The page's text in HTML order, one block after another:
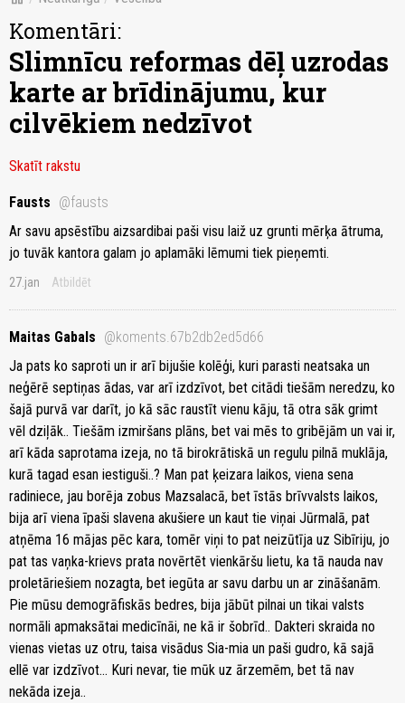
Komentāri:
Slimnīcu reformas dēļ uzrodas
karte ar brīdinājumu, kur
cilvēkiem nedzīvot
Skatīt rakstu
Fausts @fausts
Ar savu apsēstību aizsardibai paši visu laiž uz grunti mērķa ātruma,
jo tuvāk kantora galam jo aplamāki lēmumi tiek pieņemti.
27.jan Atbildēt
Maitas Gabals @koments.67b2db2ed5d66
Ja pats ko saproti un ir arī bijušie kolēģi, kuri parasti neatsaka un
neģērē septiņas ādas, var arī izdzīvot, bet citādi tiešām neredzu, ko
šajā purvā var darīt, jo kā sāc raustīt vienu kāju, tā otra sāk grimt
vēl dziļāk.. Tiešām izmiršans plāns, bet vai mēs to gribējām un vai ir,
arī kāda saprotama izeja, no tā birokrātiskā un regulu pilnā muklāja,
kurā tagad esan iestiguši..? Man pat ķeizara laikos, viena sena
radiniece, jau borēja zobus Mazsalacā, bet īstās brīvvalsts laikos,
bija arī viena īpaši slavena akušiere un kaut tie viņai Jūrmalā, pat
atņēma 16 mājas pēc kara, tomēr viņi to pat neizūtīja uz Sibīriju, jo
pat tas vaņka-krievs prata novērtēt vienkāršu lietu, ka tā nauda nav
proletāriešiem nozagta, bet iegūta ar savu darbu un ar zināšanām.
Pie mūsu demogrāfiskās bedres, bija jābūt pilnai un tikai valsts
normāli apmaksātai medicīnāi, ne kā ir šobrīd.. Dakteri skraida no
vienas vietas uz otru, taisa visādus Sia-mia un paši gudro, kā sajā
ellē var izdzīvot... Kuri nevar, tie mūk uz ārzemēm, bet tā nav
nekāda izeja..